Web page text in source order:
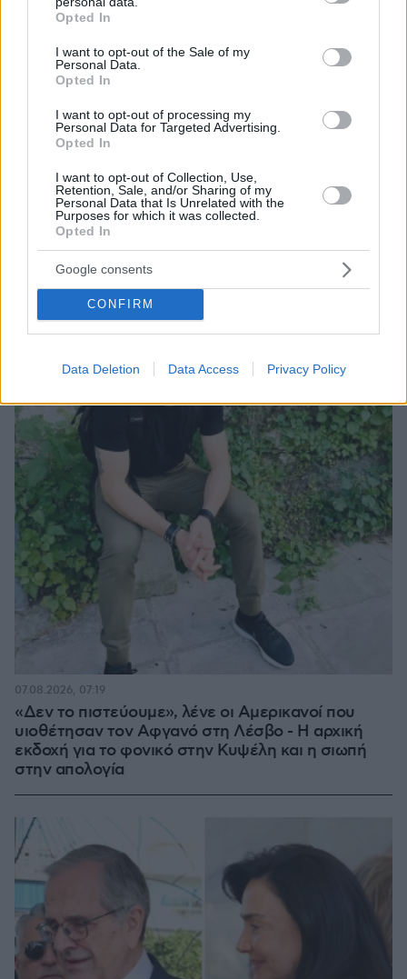
grant or deny consent to Google and its third-party tags to
use your data for below specified purposes in below Google
consent section.
Opted In
I want to opt-out of the Sale of my
Personal Data.
Opted In
I want to opt-out of processing my
Personal Data for Targeted Advertising.
Opted In
I want to opt-out of Collection, Use,
Retention, Sale, and/or Sharing of my
Personal Data that Is Unrelated with the
Purposes for which it was collected.
Opted In
Google consents
CONFIRM
Data Deletion Data Access Privacy Policy
Ο οδηγός του φορτηγού περιγράφει πώς έγινε το
τροχαίο με τους νεκρούς μάνα και γιο στις Σέρρες,
η 43χρονη και ο 21χρονος πήγαιναν μαζί για
δουλειά
07.08.2026, 13:17
«Δεν το πιστεύουμε», λένε οι Αμερικανοί που
υιοθέτησαν τον Αφγανό στη Λέσβο - Η αρχική
εκδοχή για το φονικό στην Κυψέλη και η σιωπή
στην απολογία
07.08.2026, 07:19